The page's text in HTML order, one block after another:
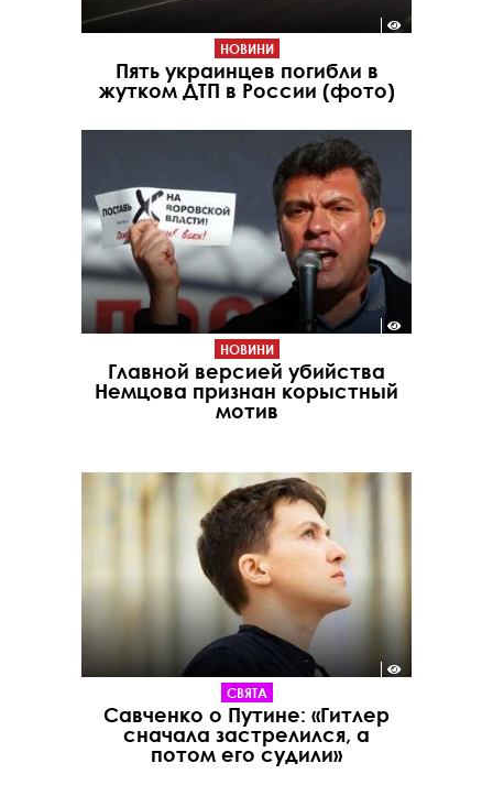
НОВИНИ
Пять украинцев погибли в
жутком ДТП в России (фото)
НОВИНИ
Главной версией убийства
Немцова признан корыстный
мотив
СВЯТА
Савченко о Путине: «Гитлер
сначала застрелился, а
потом его судили»